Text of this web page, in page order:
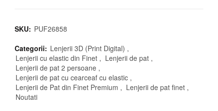
SKU: PUF26858
Categorii: Lenjerii 3D (Print Digital) ,
Lenjerii cu elastic din Finet , Lenjerii de pat ,
Lenjerii de pat 2 persoane ,
Lenjerii de pat cu cearceaf cu elastic ,
Lenjerii de Pat din Finet Premium , Lenjerii de pat finet ,
Noutati